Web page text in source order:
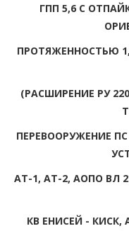
ГПП 5,6 С
ПРОТЯЖЕННОСТЬЮ
(РАСШИРЕНИЕ РУ
ПЕРЕВООРУЖЕНИЕ
АТ-1, АТ-2, АОПО ВЛ
КВ ЕНИСЕЙ - КИСК,